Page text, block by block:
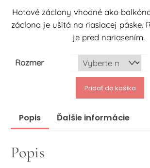
Hotové záclony vhodné ako
záclona je ušitá na riasiacej páske.
je pred nariasením.
Rozmer
množstvo
záclony
Pridať do košíka
Popis Ďalšie informácie
Popis